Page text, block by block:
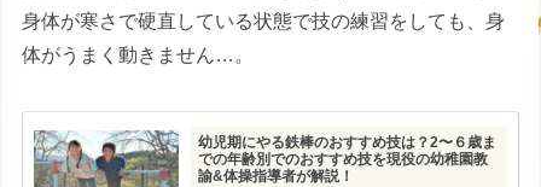
身体が寒さで硬直している状態で技の練習をしても、身
体がうまく動きません…。
幼児期にやる鉄棒のおすすめ技は？2〜６歳ま
での年齢別でのおすすめ技を現役の幼稚園教
諭&体操指導者が解説！